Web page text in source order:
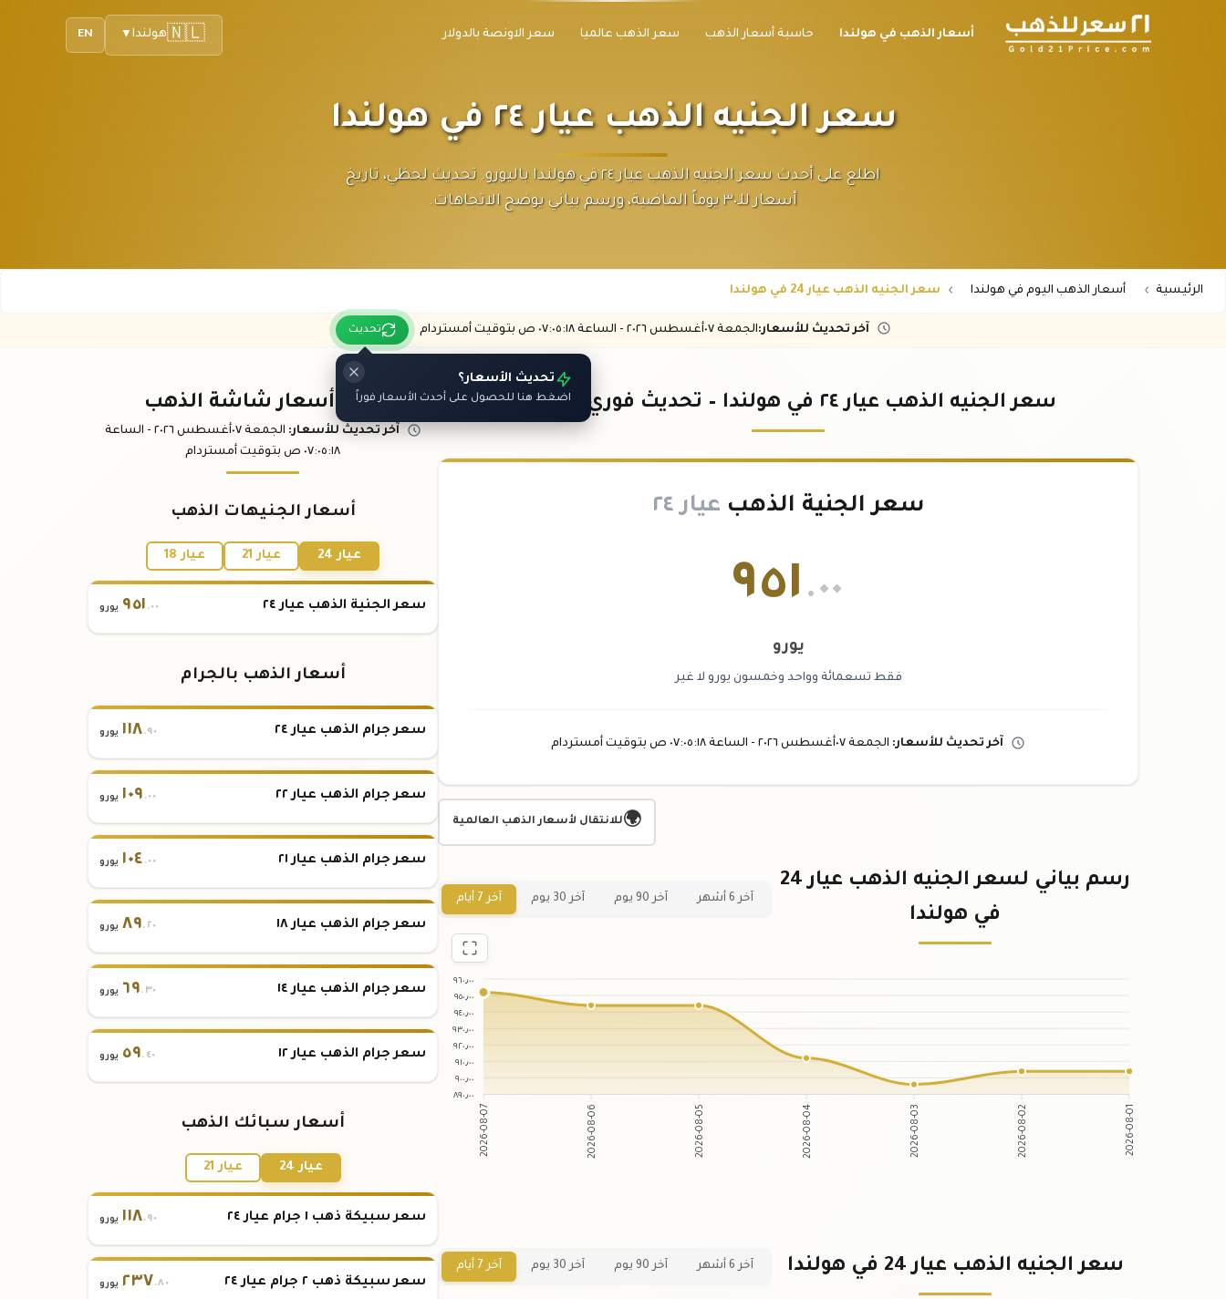
أسعار الذهب في هولندا حاسبة أسعار الذهب سعر الذهب عالميا سعر الاونصة بالدولار EN 🇳🇱هولندا ▼
سعر الجنيه الذهب عيار ٢٤ في هولندا
اطلع على أحدث سعر الجنيه الذهب عيار ٢٤ في هولندا باليورو. تحديث لحظي، تاريخ
أسعار للـ٣٠ يوماً الماضية، ورسم بياني يوضح الاتجاهات.
الرئيسية أسعار الذهب اليوم في هولندا سعر الجنيه الذهب عيار 24 في هولندا
آخر تحديث للأسعار:الجمعة ٠٧ أغسطس ٢٠٢٦ - الساعة ٠٧:٠٥:١٨ ص بتوقيت أمستردام تحديث
تحديث الأسعار؟
اضغط هنا للحصول على أحدث الأسعار فوراً سعر الجنيه الذهب عيار ٢٤ في هولندا – تحديث فوري باليورو
سعر الجنية الذهب عيار ٢٤
٩٥١ .٠٠
يورو
فقط تسعمائة وواحد وخمسون يورو لا غير
آخر تحديث للأسعار: الجمعة ٠٧ أغسطس ٢٠٢٦ - الساعة :١٨ ص بتوقيت أمستردام
🌍للانتقال لأسعار الذهب العالمية
رسم بياني لسعر الجنيه الذهب عيار 24
في هولندا
آخر 6 أشهر آخر 90 يوم آخر 30 يوم آخر 7 أيام
٩٦٠٫٠٠
٩٥٠٫٠٠
٩٤٠٫٠٠
٩٣٠٫٠٠
٩٢٠٫٠٠
٩١٠٫٠٠
٩٠٠٫٠٠
٨٩٠٫٠٠
2026-08-07 2026-08-06 2026-08-05 2026-08-04 2026-08-03 2026-08-02 2026-08-01
سعر الجنيه الذهب عيار 24 في هولندا آخر 6 أشهر آخر 90 يوم آخر 30 يوم آخر 7 أيام
باقي أسعار شاشة الذهب
آخر تحديث للأسعار: الجمعة ٠٧ أغسطس ٢٠٢٦ -
الساعة
٠٧:٠٥:١٨ ص بتوقيت أمستردام
أسعار الجنيهات الذهب
عيار 24 عيار 21 عيار 18
سعر الجنية الذهب عيار ٢٤ ٩٥١ .٠٠ يورو
أسعار الذهب بالجرام
سعر جرام الذهب عيار ٢٤ ١١٨.٩٠ يورو
سعر جرام الذهب عيار ٢٢ ١٠٩ .٠٠ يورو
سعر جرام الذهب عيار ٢١ ١٠٤ .٠٠ يورو
سعر جرام الذهب عيار ١٨ ٨٩.٢٠ يورو
سعر جرام الذهب عيار ١٤ ٦٩.٣٠ يورو
سعر جرام الذهب عيار ١٢ ٥٩.٤٠ يورو
أسعار سبائك الذهب
عيار 24 عيار 21
سعر سبيكة ذهب ١ جرام عيار ٢٤ ١١٨.٩٠ يورو
سعر سبيكة ذهب ٢ جرام عيار ٢٤ ٢٣٧ .٨٠ يورو